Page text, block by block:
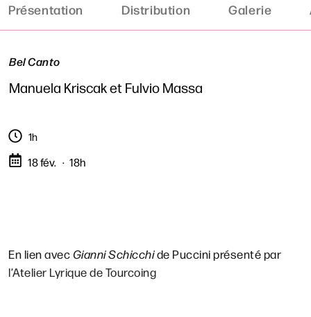
Présentation Distribution Galerie
Bel Canto
Manuela Kriscak et Fulvio Massa
1h
18 fév. 18h
En lien avecGianni Schicchide Puccini présenté par
l’Atelier Lyrique de Tourcoing